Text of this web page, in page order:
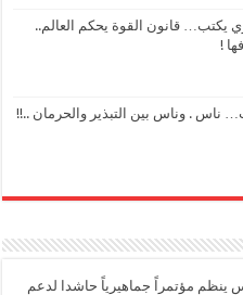
يكتب… قانون القوة يحكم العالم..
!
ناس . وناس بين التبذير والحرمان ..!!
ينظم مؤتمراً جماهيرياً حاشدا لدعم